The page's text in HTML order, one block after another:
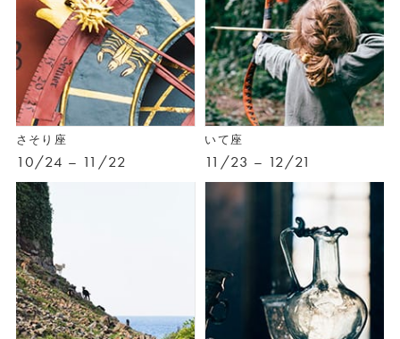
さそり座
10/24 – 11/22
いて座
11/23 – 12/21